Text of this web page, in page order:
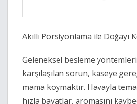
Akıllı Porsiyonlama ile Doğayı
Geleneksel besleme
karşılaşılan sorun, kaseye
mama koymaktır. Havayla
hızla bayatlar, aromasını